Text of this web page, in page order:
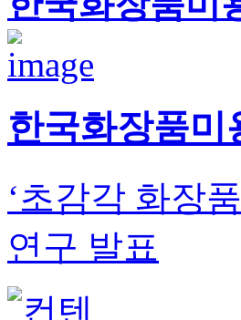
한국화장품미
‘초감각 화장
연구 발표